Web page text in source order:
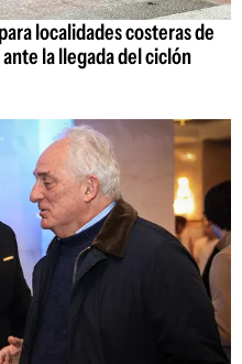
localidades costeras de
la llegada del ciclón